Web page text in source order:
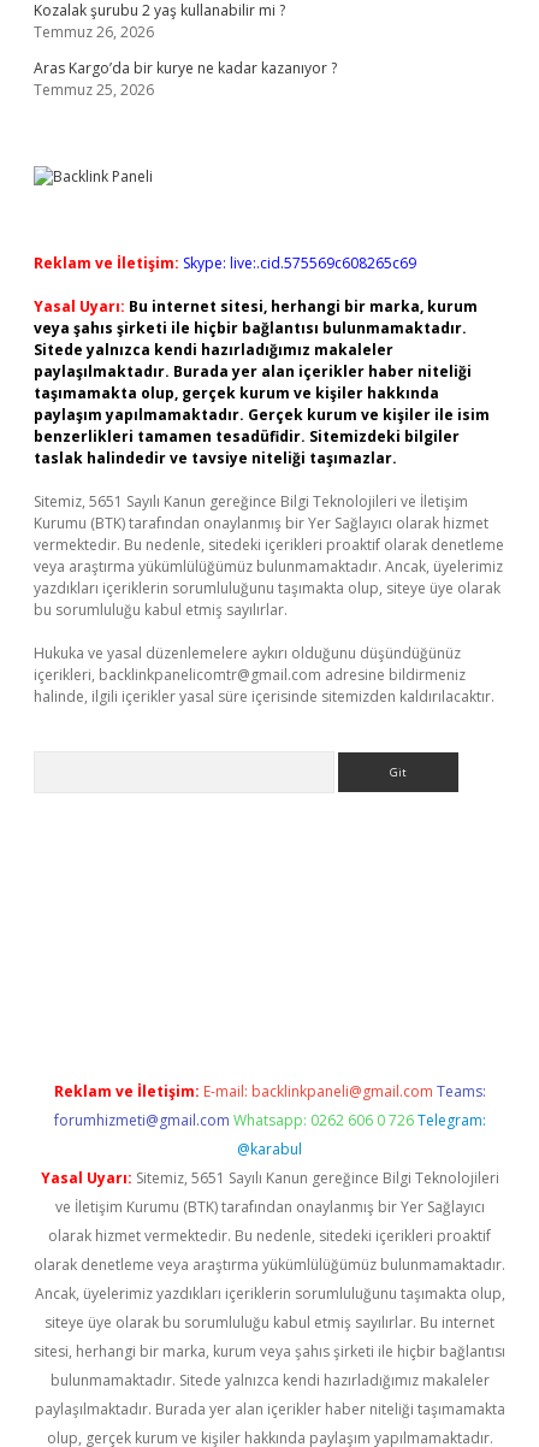
Kozalak şurubu 2 yaş kullanabilir mi ?
Temmuz 26, 2026
Aras Kargo’da bir kurye ne kadar kazanıyor ?
Temmuz 25, 2026
Reklam ve İletişim: Skype: live:.cid.575569c608265c69
Yasal Uyarı: Bu internet sitesi, herhangi bir marka, kurum
veya şahıs şirketi ile hiçbir bağlantısı bulunmamaktadır.
Sitede yalnızca kendi hazırladığımız makaleler
paylaşılmaktadır. Burada yer alan içerikler haber niteliği
taşımamakta olup, gerçek kurum ve kişiler hakkında
paylaşım yapılmamaktadır. Gerçek kurum ve kişiler ile isim
benzerlikleri tamamen tesadüfidir. Sitemizdeki bilgiler
taslak halindedir ve tavsiye niteliği taşımazlar.
Sitemiz, 5651 Sayılı Kanun gereğince Bilgi Teknolojileri ve İletişim
Kurumu (BTK) tarafından onaylanmış bir Yer Sağlayıcı olarak hizmet
vermektedir. Bu nedenle, sitedeki içerikleri proaktif olarak denetleme
veya araştırma yükümlülüğümüz bulunmamaktadır. Ancak, üyelerimiz
yazdıkları içeriklerin sorumluluğunu taşımakta olup, siteye üye olarak
bu sorumluluğu kabul etmiş sayılırlar.
Hukuka ve yasal düzenlemelere aykırı olduğunu düşündüğünüz
içerikleri, backlinkpanelicomtr@gmail.com adresine bildirmeniz
halinde, ilgili içerikler yasal süre içerisinde sitemizden kaldırılacaktır.
Reklam ve İletişim: E-mail: backlinkpaneli@gmail.com Teams:
forumhizmeti@gmail.com Whatsapp: 0262 606 0 726 Telegram:
@karabul
Yasal Uyarı: Sitemiz, 5651 Sayılı Kanun gereğince Bilgi Teknolojileri
ve İletişim Kurumu (BTK) tarafından onaylanmış bir Yer Sağlayıcı
olarak hizmet vermektedir. Bu nedenle, sitedeki içerikleri proaktif
olarak denetleme veya araştırma yükümlülüğümüz bulunmamaktadır.
Ancak, üyelerimiz yazdıkları içeriklerin sorumluluğunu taşımakta olup,
siteye üye olarak bu sorumluluğu kabul etmiş sayılırlar. Bu internet
sitesi, herhangi bir marka, kurum veya şahıs şirketi ile hiçbir bağlantısı
bulunmamaktadır. Sitede yalnızca kendi hazırladığımız makaleler
paylaşılmaktadır. Burada yer alan içerikler haber niteliği taşımamakta
olup, gerçek kurum ve kişiler hakkında paylaşım yapılmamaktadır.